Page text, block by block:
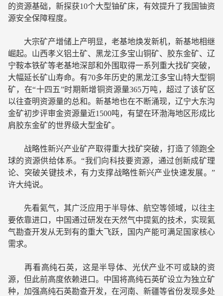
的资源基础，新探获10个大型铀矿床，有效提升了我国铀资
源安全保障程度。
大宗矿产增储上产明显，老基地焕发新机，新基地相继
崛起。山西孝义铝土矿、黑龙江多宝山铜矿、胶东金矿、辽
宁鞍本铁矿等老基地深部和外围取得一系列重大找矿突破，
大幅延长矿山寿命。有70多年历史的黑龙江多宝山特大型铜
矿，在“十四五”时期新增铜资源量365万吨，超过了该矿区
以往查明资源量的总和。新基地也在不断涌现，辽宁大东沟
金矿初步评审金资源量近1500吨，有望在环渤海地区形成比
肩胶东金矿的世界级大型金矿。
战略性新兴产业矿产取得重大找矿突破，打造了领跑全
球的资源供给体系。“我们向科技要资源，通过创新成矿理
论、突破关键技术，有力支撑战略性新兴产业快速发展。”
许大纯说。
先看氦气，其广泛应用于半导体、航空等领域，以往主
要依靠进口，中国通过研发在天然气中提氦的技术，实现氦
气勘查开发从无到有的重大飞跃，国内产能可满足国家核心
需求。
再看高纯石英，这是半导体、光伏产业不可或缺的资
源，但此前高度依赖进口。中国将高纯石英矿设立为独立矿
种，加强高纯石英勘查开发，在河南、新疆等省份发现多处